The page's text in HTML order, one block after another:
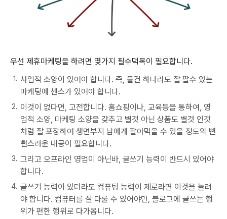
우선 제휴마케팅을 하려면 몇가지 필수덕목이 필요합니다.
사업적 소양이 있어야 합니다. 즉, 물건 하나라도 잘 팔수 있는
마케팅에 센스가 있어야 합니다.
이것이 없다면, 고전합니다. 홈쇼핑이나, 교육등을 통하여, 영
업적 소양, 마케팅 소양을 갖추고 별것 아닌 상품도 별것 인것
처럼 잘 포장하여 생면부지 남에게 팔아먹을 수 있을 정도의 뻔
뻔스러운 내공이 필요합니다.
그리고 오프라인 영업이 아닌바, 글쓰기 능력이 반드시 있어야
합니다.
글쓰기 능력이 있더라도 컴퓨팅 능력이 제로라면 이것을 늘려
야 합니다. 컴퓨터를 잘 다룰 수 있어야만, 블로그에 글쓰는 행
위가 편한 행위로 다가옵니다.